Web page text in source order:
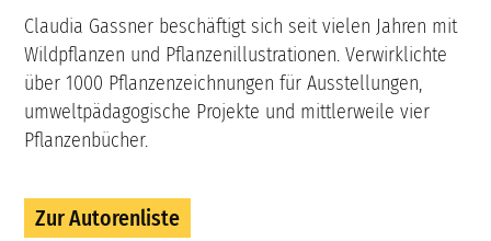
Claudia Gassner beschäftigt sich seit vielen Jahren mit
Wildpflanzen und Pflanzenillustrationen. Verwirklichte
über 1000 Pflanzenzeichnungen für Ausstellungen,
umweltpädagogische Projekte und mittlerweile vier
Pflanzenbücher.
Zur Autorenliste